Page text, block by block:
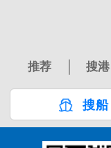
推荐 搜港
搜船